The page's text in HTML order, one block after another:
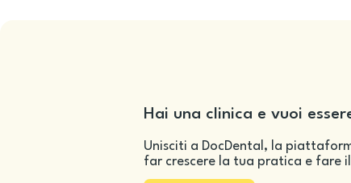
Hai una clinica e vuoi
Unisciti a DocDental, la
far crescere la tua pratica e fare